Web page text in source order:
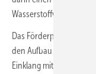
Wasserstoffwirtschaft.
Das Förderprogramm
den Aufbau lokaler
Einklang mit dem